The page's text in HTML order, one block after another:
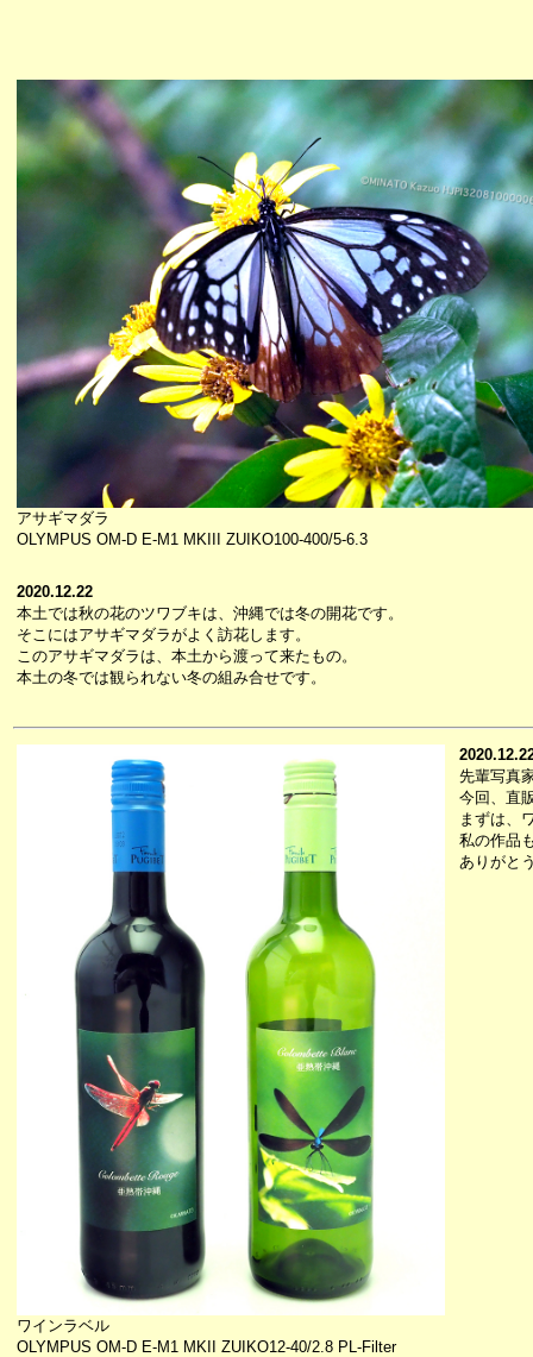
アサギマダラ
OLYMPUS OM-D E-M1 MKIII ZUIKO100-400/5-6.3
2020.12.22
本土では秋の花のツワブキは、沖縄では冬の開花です。
そこにはアサギマダラがよく訪花します。
このアサギマダラは、本土から渡って来たもの。
本土の冬では観られない冬の組み合せです。
ワインラベル
OLYMPUS OM-D E-M1 MKII ZUIKO12-40/2.8 PL-Filter
先輩写真
今回、直
まずは、
私の作品
ありがと